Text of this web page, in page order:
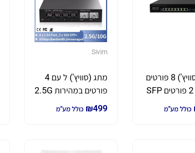
מתג (סוויץ') 8 פורטים
POE ו 2 פורטים SFP
כולל מע"מ
Sivim
מתג (סוויץ') ל עם 4
פורטים במהירות 2.5G
₪499 כולל מע"מ